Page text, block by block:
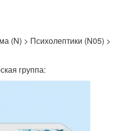
(N) > Психолептики (N05) >
группа: